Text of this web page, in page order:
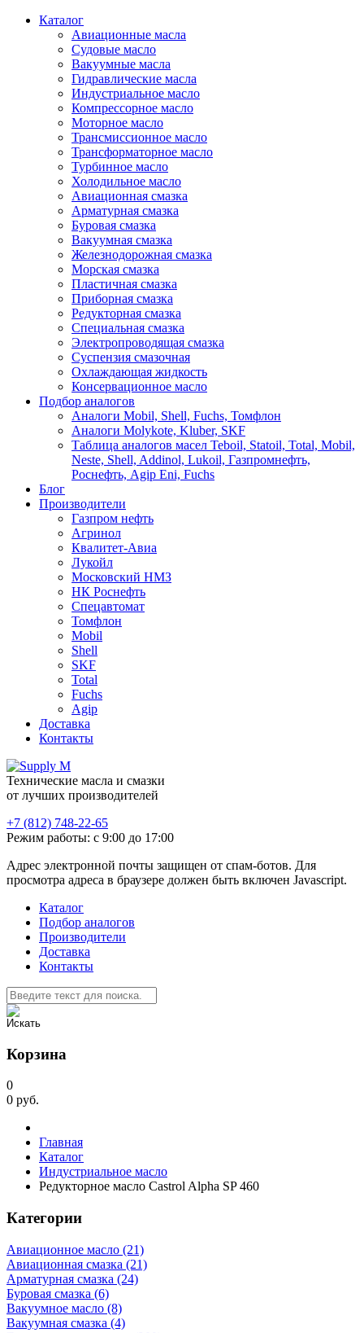
Каталог
Авиационные масла
Судовые масло
Вакуумные масла
Гидравлические масла
Индустриальное масло
Компрессорное масло
Моторное масло
Трансмиссионное масло
Трансформаторное масло
Турбинное масло
Холодильное масло
Авиационная смазка
Арматурная смазка
Буровая смазка
Вакуумная смазка
Железнодорожная смазка
Морская смазка
Пластичная смазка
Приборная смазка
Редукторная смазка
Специальная смазка
Электропроводящая смазка
Суспензия смазочная
Охлаждающая жидкость
Консервационное масло
Подбор аналогов
Аналоги Mobil, Shell, Fuchs, Томфлон
Аналоги Molykote, Kluber, SKF
Таблица аналогов масел Teboil, Statoil, Total, Mobil,
Neste, Shell, Addinol, Lukoil, Газпромнефть,
Роснефть, Agip Eni, Fuchs
Блог
Производители
Газпром нефть
Агринол
Квалитет-Авиа
Лукойл
Московский НМЗ
НК Роснефть
Спецавтомат
Томфлон
Mobil
Shell
SKF
Total
Fuchs
Agip
Доставка
Контакты
Технические масла и смазки
от лучших производителей
+7 (812) 748-22-65
Режим работы: с 9:00 до 17:00
Адрес электронной почты защищен от спам-ботов. Для
просмотра адреса в браузере должен быть включен Javascript.
Каталог
Подбор аналогов
Производители
Доставка
Контакты
Корзина
0
0 руб.
Главная
Каталог
Индустриальное масло
Редукторное масло Castrol Alpha SP 460
Категории
Авиационное масло (21)
Авиационная смазка (21)
Арматурная смазка (24)
Буровая смазка (6)
Вакуумное масло (8)
Вакуумная смазка (4)